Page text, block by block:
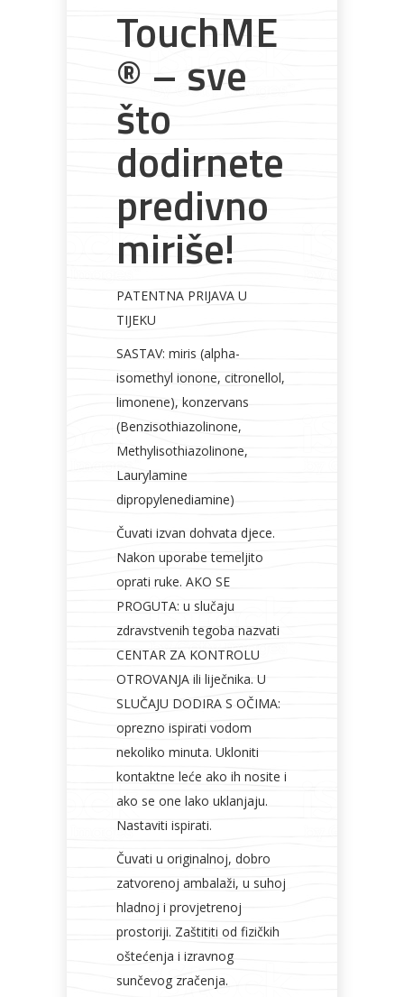
TouchME
® – sve
što
dodirnete
predivno
miriše!
PATENTNA PRIJAVA U
TIJEKU
SASTAV: miris (alpha-
isomethyl ionone, citronellol,
limonene), konzervans
(Benzisothiazolinone,
Methylisothiazolinone,
Laurylamine
dipropylenediamine)
Čuvati izvan dohvata djece.
Nakon uporabe temeljito
oprati ruke. AKO SE
PROGUTA: u slučaju
zdravstvenih tegoba nazvati
CENTAR ZA KONTROLU
OTROVANJA ili liječnika. U
SLUČAJU DODIRA S OČIMA:
oprezno ispirati vodom
nekoliko minuta. Ukloniti
kontaktne leće ako ih nosite i
ako se one lako uklanjaju.
Nastaviti ispirati.
Čuvati u originalnoj, dobro
zatvorenoj ambalaži, u suhoj
hladnoj i provjetrenoj
prostoriji. Zaštititi od fizičkih
oštećenja i izravnog
sunčevog zračenja.